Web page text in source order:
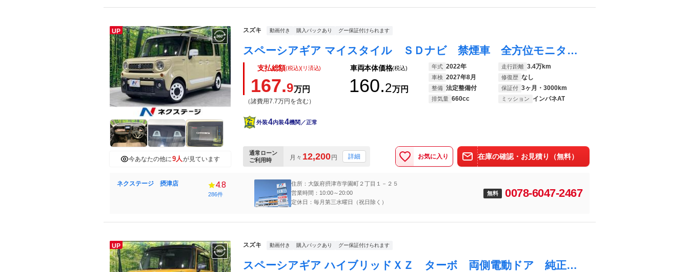
UP
今あなたの他に9人が見ています
スズキ 動画付き 購入パックあり グー保証付けられます
スペーシアギア マイスタイル ＳＤナビ 禁煙車 全方位モニター用カメラ セーフティサポート 両側パワースライドドア ビルトインＥＴＣ 前席シートヒーター アダプティブクルーズコントロール ＬＥＤヘッドライト 純正１４インチアルミ
支払総額(税込)(リ済込)
167.9万円
（諸費用7.7万円を含む）
車両本体価格(税込)
160.2万円
年式 2022年 走行距離 3.4万km
車検 2027年8月 修復歴 なし
整備 法定整備付 保証付 3ヶ月・3000km
排気量 660cc ミッション インパネAT
外装4内装4機関／正常
通常ローン
ご利用時
月々 12,200円 詳細 お気に入り 在庫の確認・お見積り（無料）
ネクステージ 摂津店 4.8
286件
住所：大阪府摂津市学園町２丁目１－２５
営業時間：10:00～20:00
定休日：毎月第三水曜日（祝日除く）
無料 0078-6047-2467
UP スズキ 動画付き 購入パックあり グー保証付けられます
スペーシアギア ハイブリッドＸＺ ターボ 両側電動ドア 純正ＳＤナビ 全周囲カメラ 衝突被害軽減 禁煙車 コーナーセンサー スマートキー ＬＥＤヘッド ビルトインＥＴＣ クルコン 純正１４インチアルミ オートライト